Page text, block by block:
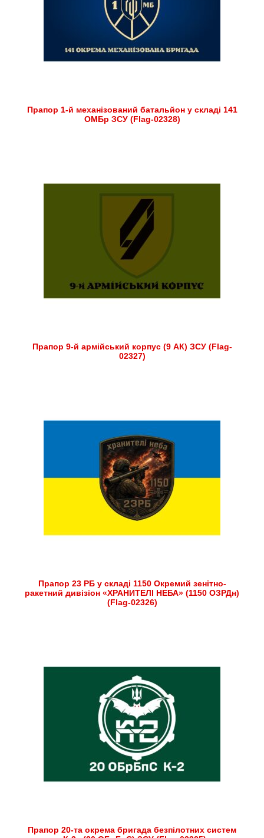
Прапор 1-й механізований батальйон у складі 141
ОМБр ЗСУ (Flag-02328)
Прапор 9-й армійський корпус (9 АК) ЗСУ (Flag-
02327)
Прапор 23 РБ у складі 1150 Окремий зенітно-
ракетний дивізіон «ХРАНИТЕЛІ НЕБА» (1150 ОЗРДн)
(Flag-02326)
Прапор 20-та окрема бригада безпілотних систем